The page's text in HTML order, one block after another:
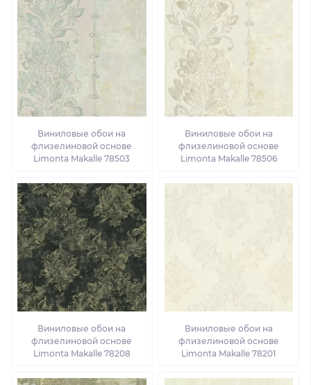
Виниловые обои на
флизелиновой основе
Limonta Makalle 78503
Виниловые обои на
флизелиновой основе
Limonta Makalle 78506
Виниловые обои на
флизелиновой основе
Limonta Makalle 78208
Виниловые обои на
флизелиновой основе
Limonta Makalle 78201